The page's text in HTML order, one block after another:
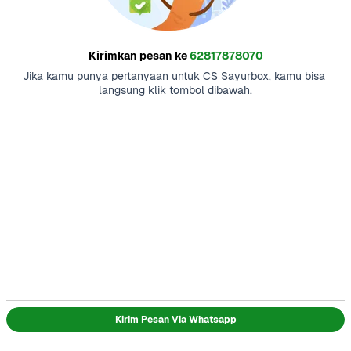
Kirimkan pesan ke62817878070
Jika kamu punya pertanyaan untuk CS Sayurbox, kamu bisa
langsung klik tombol dibawah.
Kirim Pesan Via Whatsapp